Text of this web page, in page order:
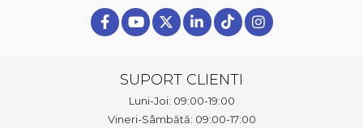
SUPORT CLIENTI
Luni-Joi: 09:00-19:00
Vineri-Sâmbătă: 09:00-17:00